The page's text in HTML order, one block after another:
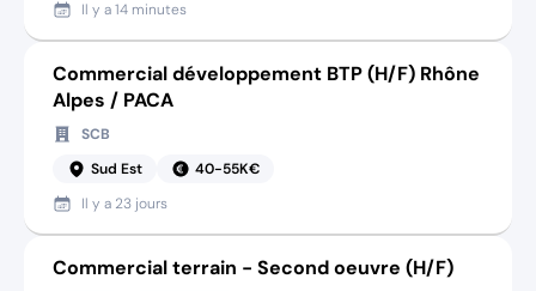
Il y a14 minutes
Commercial développement BTP (H/F) Rhône
Alpes / PACA
SCB
Sud Est
40-55K€
Il y a 23 jours
Commercial terrain - Second oeuvre (H/F)